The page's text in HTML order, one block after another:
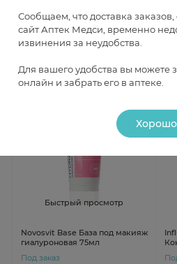
от 279 ₽
Быстрый просмотр
Novosvit Base База под макияж
гиалуроновая 75мл
Под заказ
Сообщаем, что доставка
сайт Аптек Медси, временно
извинения за неудобства.
Для вашего удобства вы можете
онлайн и забрать его в аптеке.
Хорошо